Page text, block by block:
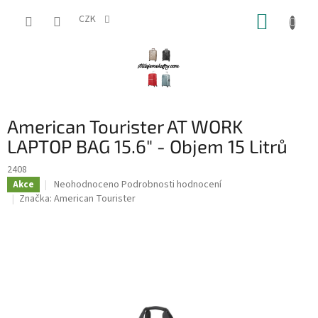
CZK
American Tourister AT WORK
LAPTOP BAG 15.6" - Objem 15 Litrů
2408
Akce
Průměrné
hodnocení
Neohodnoceno Podrobnosti hodnocení
Značka: American Tourister